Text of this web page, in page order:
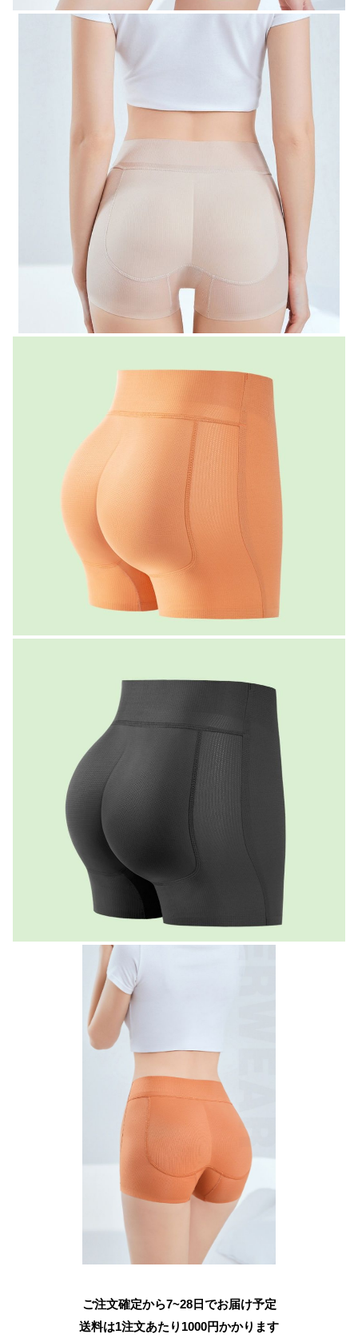
ご注文確定から7~28日でお届け予定
送料は1注文あたり 1000円かかります